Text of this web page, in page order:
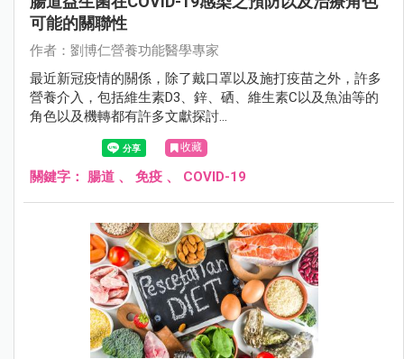
可能的關聯性
作者：劉博仁營養功能醫學專家
最近新冠疫情的關係，除了戴口罩以及施打疫苗之外，許多
營養介入，包括維生素D3、鋅、硒、維生素C以及魚油等的
角色以及機轉都有許多文獻探討...
收藏
關鍵字： 腸道 、 免疫 、 COVID-19